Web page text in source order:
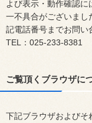
よび表示・動作確認
一不具合がございまし
記電話番号までお問い
TEL：025-233-8381
ご覧頂くブラウザに
下記ブラウザおよびそ